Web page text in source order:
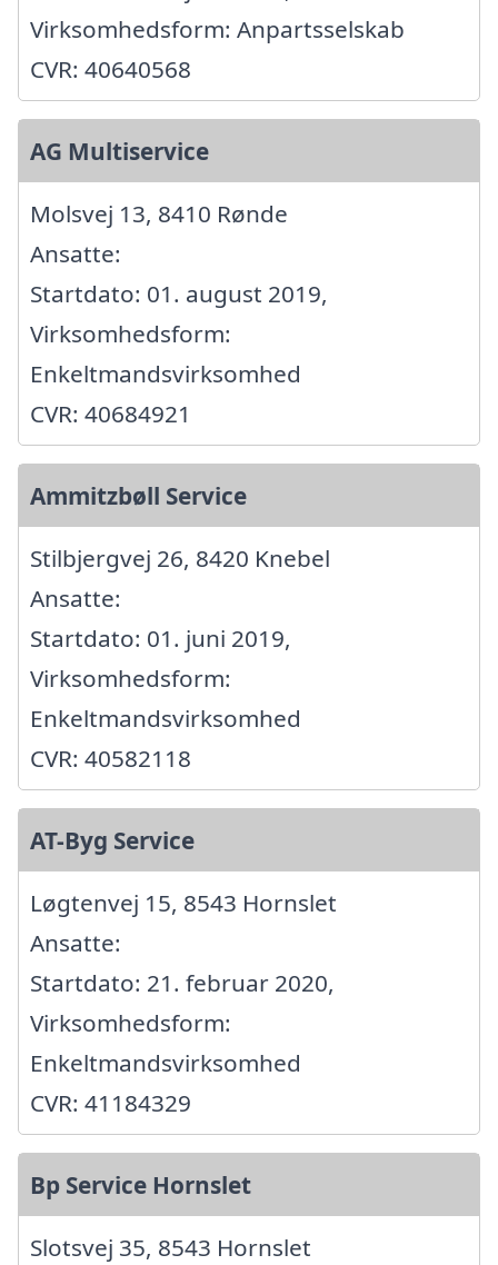
Virksomhedsform: Anpartsselskab
CVR: 40640568
AG Multiservice
Molsvej 13, 8410 Rønde
Ansatte:
Startdato: 01. august 2019,
Virksomhedsform:
Enkeltmandsvirksomhed
CVR: 40684921
Ammitzbøll Service
Stilbjergvej 26, 8420 Knebel
Ansatte:
Startdato: 01. juni 2019,
Virksomhedsform:
Enkeltmandsvirksomhed
CVR: 40582118
AT-Byg Service
Løgtenvej 15, 8543 Hornslet
Ansatte:
Startdato: 21. februar 2020,
Virksomhedsform:
Enkeltmandsvirksomhed
CVR: 41184329
Bp Service Hornslet
Slotsvej 35, 8543 Hornslet